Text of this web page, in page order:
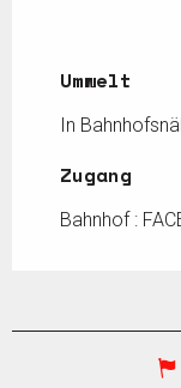
Umwelt
Umwelt
In
Zugang
Zugang
Bahnhof :